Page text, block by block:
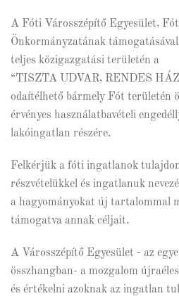
A Fóti Városszépítő Egyesület,
Önkormányzatának
teljes közigazgatási területén a
“TISZTA UDVAR, RENDES
odaítélhető bármely Fót területén
érvényes használatbavételi
lakóingatlan részére.
Felkérjük a fóti ingatlanok
részvételükkel és ingatlanuk
a hagyományokat új tartalommal
támogatva annak céljait.
A Városszépítő Egyesület - az
összhangban- a mozgalom
és értékelni azoknak az ingatlan